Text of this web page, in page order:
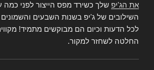
את הג'יפ שלך כשירד מפס הייצור לפני כמה
השילובים של ג'יפ בשנות השבעים
לכל הדעות וכיום הם מבוקשים מתמיד!
החלטה לשחזר למקור.